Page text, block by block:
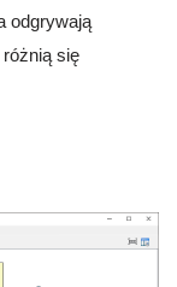
odgrywają
się